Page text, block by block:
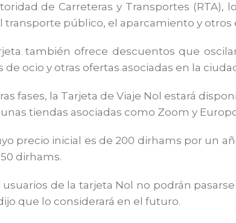
de Carreteras y Transportes
transporte público, el aparcamiento y
también ofrece descuentos que
de ocio y otras ofertas asociadas en la
fases, la Tarjeta de Viaje Nol estará
tiendas asociadas como Zoom y
precio inicial es de 200 dirhams por un
dirhams.
usuarios de la tarjeta Nol no podrán
que lo considerará en el futuro.